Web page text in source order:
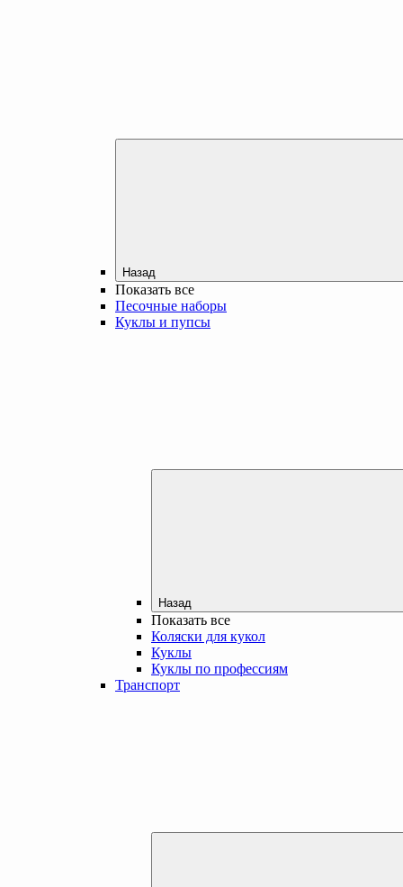
Назад
Показать все
Песочные наборы
Куклы и пупсы
Назад
Показать все
Коляски для кукол
Куклы
Куклы по профессиям
Транспорт